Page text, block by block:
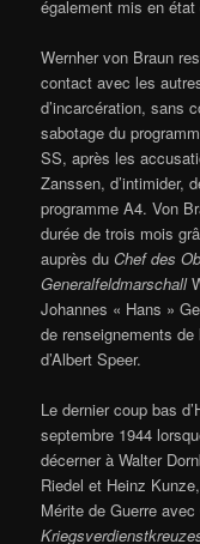
également mis en état
Wernher von Braun
contact avec les
d’incarcération, sans
sabotage du
SS, après les
Zanssen, d’intimider,
programme A4. Von
durée de trois mois
auprès duChef des
Generalfeldmarschall
Johannes « Hans »
de renseignements
d’Albert Speer.
Le dernier coup bas
septembre 1944
décerner à Walter
Riedel et Heinz
Mérite de Guerre